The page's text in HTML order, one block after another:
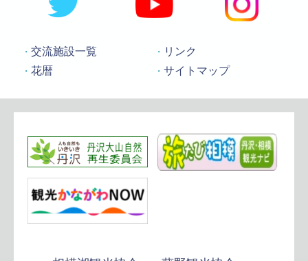
交流施設一覧
リンク
花暦
サイトマップ